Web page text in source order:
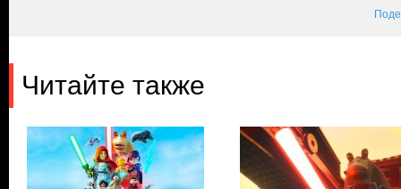
Читайте также